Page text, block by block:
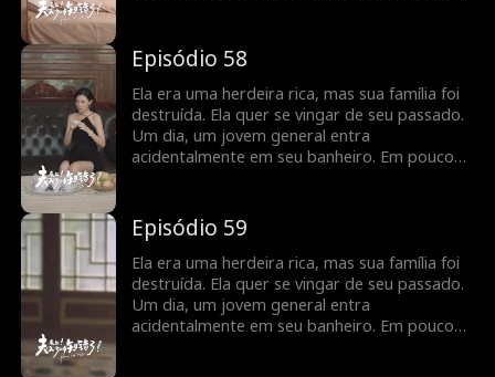
aprofundam à medida que buscam vingança
juntos.
Episódio 58
Ela era uma herdeira rica, mas sua família foi
destruída. Ela quer se vingar de seu passado.
Um dia, um jovem general entra
acidentalmente em seu banheiro. Em pouco
aprofundam à medida que buscam vingança
juntos.
Episódio 59
Ela era uma herdeira rica, mas sua família foi
destruída. Ela quer se vingar de seu passado.
Um dia, um jovem general entra
acidentalmente em seu banheiro. Em pouco